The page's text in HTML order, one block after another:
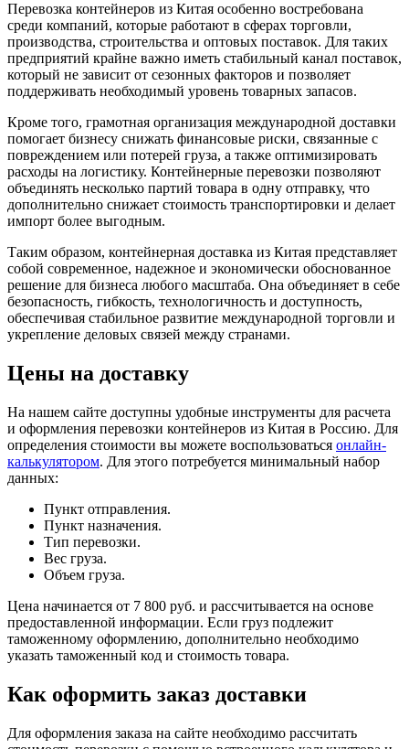
Перевозка контейнеров из Китая особенно востребована
среди компаний, которые работают в сферах торговли,
производства, строительства и оптовых поставок. Для таких
предприятий крайне важно иметь стабильный канал поставок,
который не зависит от сезонных факторов и позволяет
поддерживать необходимый уровень товарных запасов.
Кроме того, грамотная организация международной доставки
помогает бизнесу снижать финансовые риски, связанные с
повреждением или потерей груза, а также оптимизировать
расходы на логистику. Контейнерные перевозки позволяют
объединять несколько партий товара в одну отправку, что
дополнительно снижает стоимость транспортировки и делает
импорт более выгодным.
Таким образом, контейнерная доставка из Китая представляет
собой современное, надежное и экономически обоснованное
решение для бизнеса любого масштаба. Она объединяет в себе
безопасность, гибкость, технологичность и доступность,
обеспечивая стабильное развитие международной торговли и
укрепление деловых связей между странами.
Цены на доставку
На нашем сайте доступны удобные инструменты для расчета
и оформления перевозки контейнеров из Китая в Россию. Для
определения стоимости вы можете воспользоваться онлайн-
калькулятором. Для этого потребуется минимальный набор
данных:
Пункт отправления.
Пункт назначения.
Тип перевозки.
Вес груза.
Объем груза.
Цена начинается от 7 800 руб. и рассчитывается на основе
предоставленной информации. Если груз подлежит
таможенному оформлению, дополнительно необходимо
указать таможенный код и стоимость товара.
Как оформить заказ доставки
Для оформления заказа на сайте необходимо рассчитать